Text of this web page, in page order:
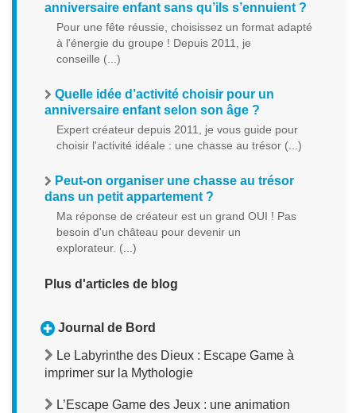
anniversaire enfant sans qu’ils s’ennuient ?
Pour une fête réussie, choisissez un format adapté
à l'énergie du groupe ! Depuis 2011, je
conseille (...)
Quelle idée d’activité choisir pour un
anniversaire enfant selon son âge ?
Expert créateur depuis 2011, je vous guide pour
choisir l'activité idéale : une chasse au trésor (...)
Peut-on organiser une chasse au trésor
dans un petit appartement ?
Ma réponse de créateur est un grand OUI ! Pas
besoin d'un château pour devenir un
explorateur. (...)
Plus d'articles de blog
Journal de Bord
Le Labyrinthe des Dieux : Escape Game à
imprimer sur la Mythologie
L’Escape Game des Jeux : une animation